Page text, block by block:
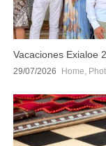
Vacaciones Exialoe
29/07/2026 Home,